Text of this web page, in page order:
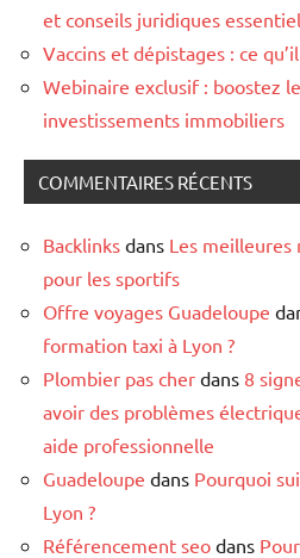
et conseils juridiques
Vaccins et dépistages : ce
Webinaire exclusif : boostez
investissements immobiliers
COMMENTAIRES RÉCENTS
Backlinks dans Les meilleures
pour les sportifs
Offre voyages Guadeloupe
formation taxi à Lyon ?
Plombier pas cher dans 8
avoir des problèmes
aide professionnelle
Guadeloupe dans Pourquoi
Lyon ?
Référencement seo dans